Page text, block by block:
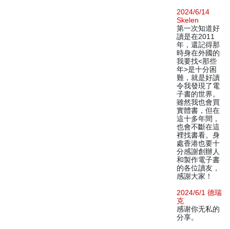
2024/6/14
Skelen
第一次知道好
讀是在2011
年，還記得那
時身在外國的
我要找<那些
年>是十分困
難，就是好讀
令我發現了電
子書的世界。
雖然我也會買
實體書，但在
這十多年間，
也會不斷在這
裡找書看。身
處香港也要十
分感謝創辦人
和製作電子書
的各位讀友，
感謝大家！
2024/6/1 德瑞
克
感谢你无私的
分享。